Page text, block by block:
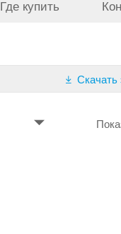
Где купить
Скачать